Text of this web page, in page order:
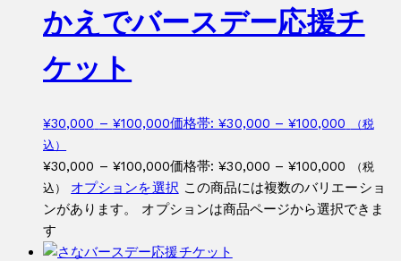
かえでバースデー応援チ
ケット
¥30,000 – ¥100,000価格帯: ¥30,000 – ¥100,000
（税
込）
¥30,000 – ¥100,000価格帯: ¥30,000 – ¥100,000
（税
込）
オプションを選択 この商品には複数のバリエーショ
ンがあります。 オプションは商品ページから選択できま
す